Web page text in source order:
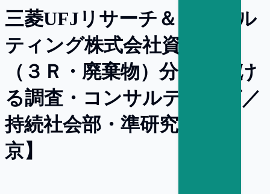
三菱UFJリサーチ＆コンサル
ティング株式会社資源循環
（３Ｒ・廃棄物）分野におけ
る調査・コンサルティング／
持続社会部・準研究員【東
京】